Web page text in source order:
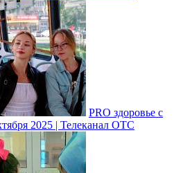
PRO здоровье с
2025 | Телеканал ОТС